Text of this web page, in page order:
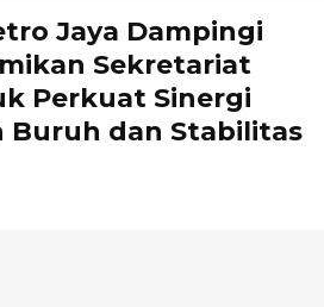
Jaya Dampingi
Sekretariat
Perkuat Sinergi
Buruh dan Stabilitas